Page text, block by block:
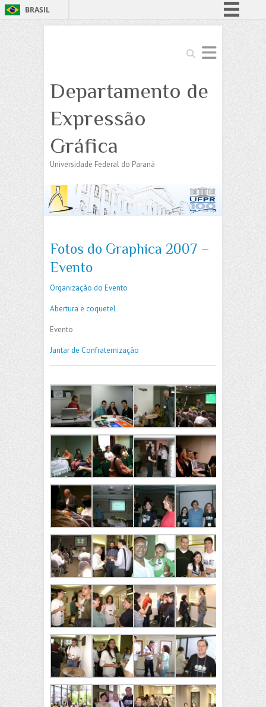
BRASIL
Simplifique!
Comunica BR
Acesso à informação
Search
Departamento de
Expressão
Gráfica
Universidade Federal do Paraná
Fotos do Graphica 2007 –
Evento
Organização do Evento
Abertura e coquetel
Evento
Jantar de Confraternização